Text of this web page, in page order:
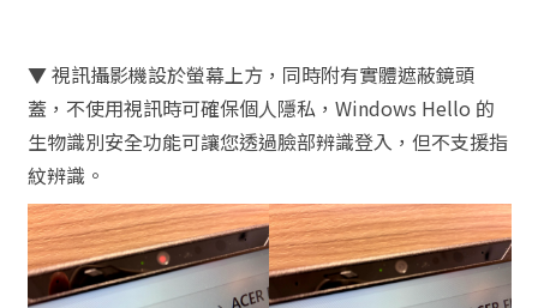
▼ 視訊攝影機設於螢幕上方，同時附有實體遮蔽鏡頭
蓋，不使用視訊時可確保個人隱私，Windows Hello 的
生物識別安全功能可讓您透過臉部辨識登入，但不支援指
紋辨識。